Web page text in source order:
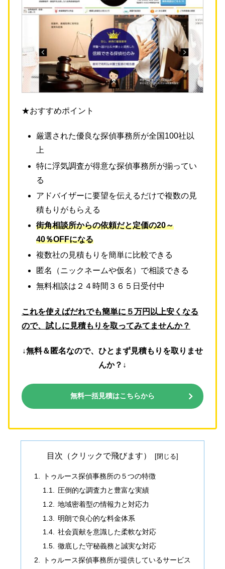
★おすすめポイント
厳選された優良な探偵事務所が全国100社以
上
特に浮気調査が得意な探偵事務所が揃ってい
る
アドバイザーに要望を伝えるだけで複数の見
積もりがもらえる
街角相談所からの依頼だと定価の20～
40％OFFになる
複数社の見積もりを簡単に比較できる
匿名（ニックネームや仮名）で相談できる
無料相談は２４時間３６５日受付中
これを使えばだれでも簡単に５万円以上安くなる
ので、試しに見積もりを取ってみてませんか？
↓無料＆匿名なので、ひとまず見積もりを取りませ
んか？↓
無料一括見積はこちらから
目次（クリックで飛びます）
トゥルース探偵事務所の５つの特徴
圧倒的な調査力と豊富な実績
地域密着型の情報力と対応力
明朗で良心的な料金体系
社会貢献を意識した柔軟な対応
徹底した守秘義務と誠実な対応
トゥルース探偵事務所が提供しているサービス